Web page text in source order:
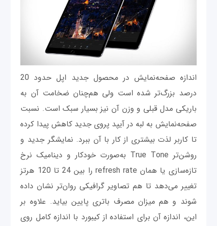
اندازه صفحه‌نمایش در محصول جدید اپل حدود 20
درصد بزرگ‌تر شده است ولی هم‌چنان ضخامت آن به
باریکی مدل قبلی و وزن آن نیز بسیار سبک است. نسبت
صفحه‌نمایش به لبه در آیپد پروی جدید کاهش پیدا کرده
تا کاربر لذت بیشتری از کار با آن ببرد. نمایشگر جدید و
روشن‌تر True Tone به‌صورت خودکار و دینامیک نرخ
تازه‌سازی یا همان refresh rate را بین 24 تا 120 هرتز
تغییر می‌دهد تا هم تصاویر گرافیکی روان‌تر نشان داده
شوند و هم میزان مصرف باتری پایین بیاید. علاوه بر
این، اندازه آن برای استفاده از کیبورد با اندازه کامل روی